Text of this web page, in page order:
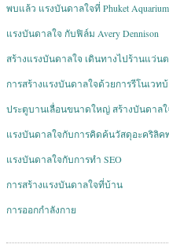
พบแล้ว แรงบันดาลใจที่ Phuket Aquarium
แรงบันดาลใจ กับฟิล์ม Avery Dennison
สร้างแรงบันดาลใจ เดินทางไปร้านแว่น
การสร้างแรงบันดาลใจด้วยการรีโนเว
ประตูบานเลื่อนขนาดใหญ่ สร้างบันดาลใ
แรงบันดาลใจกับการคิดค้นวัสดุอะคริลิค
แรงบันดาลใจกับการทำ SEO
การสร้างแรงบันดาลใจที่บ้าน
การออกกำลังกาย